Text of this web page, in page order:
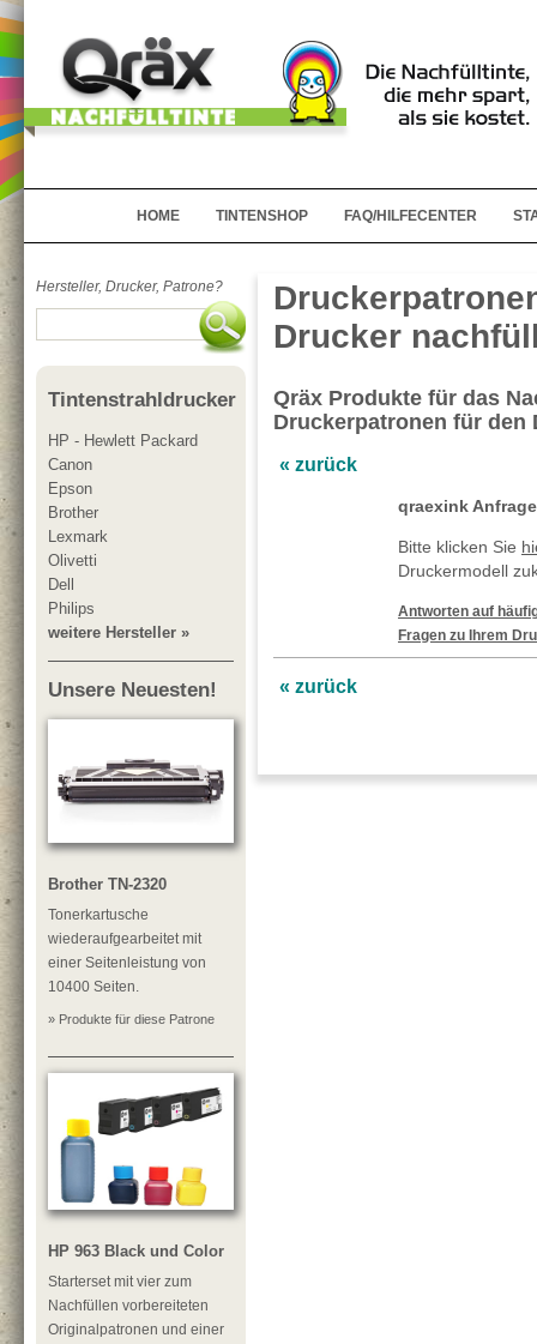
HOME TINTENSHOP FAQ/HILFECENTER
Hersteller, Drucker, Patrone?
Tintenstrahldrucker
HP - Hewlett Packard
Canon
Epson
Brother
Lexmark
Olivetti
Dell
Philips
weitere Hersteller »
Unsere Neuesten!
Brother TN-2320
Tonerkartusche
wiederaufgearbeitet mit
einer Seitenleistung von
10400 Seiten.
» Produkte für diese Patrone
HP 963 Black und Color
Starterset mit vier zum
Nachfüllen vorbereiteten
Originalpatronen und einer
Drucker
Qräx Produkte für das
Druckerpatronen für den
« zurück
qraexink Anfrage
Bitte klicken Sie
Druckermodell
Antworten auf
Fragen zu Ihrem
« zurück